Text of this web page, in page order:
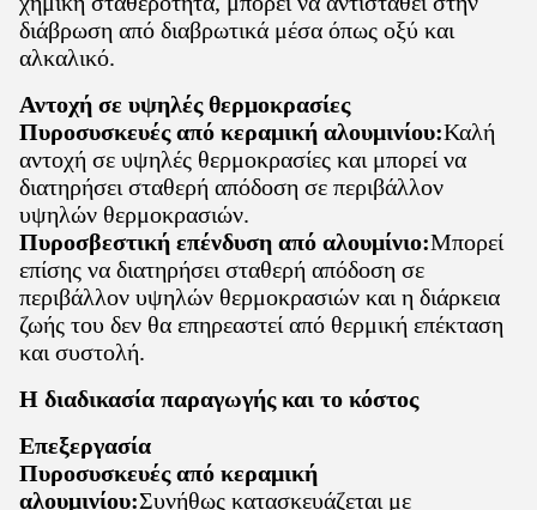
διάβρωση από διαβρωτικά μέσα όπως οξύ και
αλκαλικό.
Αντοχή σε υψηλές θερμοκρασίες
Πυροσυσκευές από κεραμική αλουμινίου:Καλή
αντοχή σε υψηλές θερμοκρασίες και μπορεί να
διατηρήσει σταθερή απόδοση σε περιβάλλον
υψηλών θερμοκρασιών.
Πυροσβεστική επένδυση από αλουμίνιο:Μπορεί
επίσης να διατηρήσει σταθερή απόδοση σε
περιβάλλον υψηλών θερμοκρασιών και η διάρκεια
ζωής του δεν θα επηρεαστεί από θερμική επέκταση
και συστολή.
Η διαδικασία παραγωγής και το κόστος
Επεξεργασία
Πυροσυσκευές από κεραμική
αλουμινίου:Συνήθως κατασκευάζεται με